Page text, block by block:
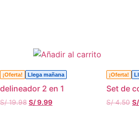
¡Oferta! Llega mañana
delineador 2 en 1
S/19.98 S/9.99
¡Oferta!
Set de
S/4.50 S/